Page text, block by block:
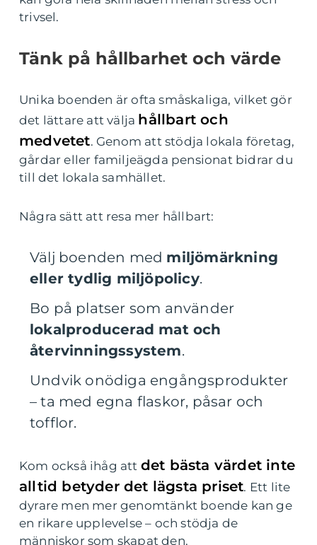
trivsel.
Tänk på hållbarhet och värde
Unika boenden är ofta småskaliga, vilket gör
det lättare att välja hållbart och
medvetet. Genom att stödja lokala företag,
gårdar eller familjeägda pensionat bidrar du
till det lokala samhället.
Några sätt att resa mer hållbart:
Välj boenden med miljömärkning
eller tydlig miljöpolicy.
Bo på platser som använder
lokalproducerad mat och
återvinningssystem.
Undvik onödiga engångsprodukter
– ta med egna flaskor, påsar och
tofflor.
Kom också ihåg att det bästa värdet inte
alltid betyder det lägsta priset. Ett lite
dyrare men mer genomtänkt boende kan ge
en rikare upplevelse – och stödja de
människor som skapat den.